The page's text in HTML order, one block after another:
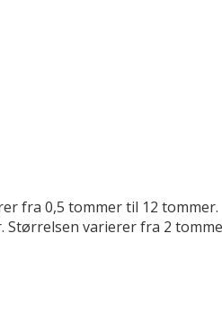
fra 0,5 tommer til 12 tommer.
varierer fra 2